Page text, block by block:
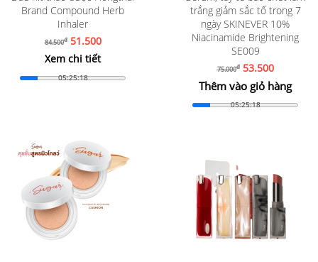
Brand Compound Herb
Inhaler
84.500đ51.500
Xem chi tiết
05:25:16
trắng giảm sắc tố trong 7
ngày SKINEVER 10%
Niacinamide Brightening
SE009
75.000đ53.500
Thêm vào giỏ hàng
05:25:16